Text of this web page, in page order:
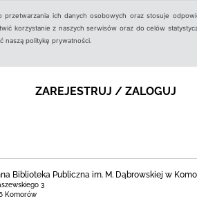
ich danych osobowych oraz stosuje
korzystanie z naszych serwisów oraz do celów
naszą politykę prywatności.
ZAREJESTRUJ / ZALOGUJ
Biblioteka Publiczna im. M. Dąbrowskiej w
3
Komorów